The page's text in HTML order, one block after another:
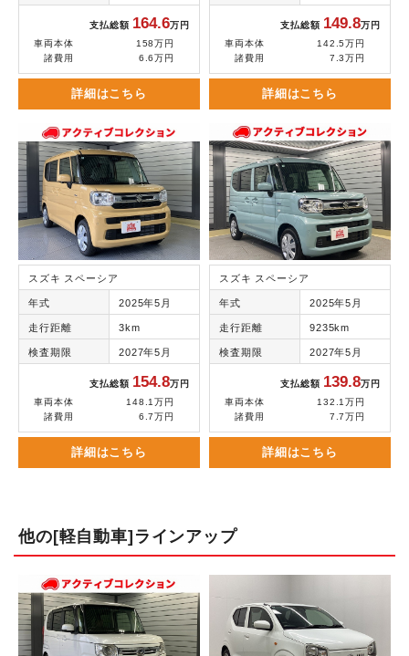
支払総額 164.6万円
車両本体
158万円
諸費用
6.6万円
詳細はこちら
支払総額 149.8万円
車両本体
142.5万円
諸費用
7.3万円
詳細はこちら
スズキ スペーシア
年式 2025年5月
走行距離 3km
検査期限 2027年5月
支払総額 154.8万円
車両本体
148.1万円
諸費用
6.7万円
詳細はこちら
スズキ スペーシア
年式 2025年5月
走行距離 9235km
検査期限 2027年5月
支払総額 139.8万円
車両本体
132.1万円
諸費用
7.7万円
詳細はこちら
他の[軽自動車]ラインアップ